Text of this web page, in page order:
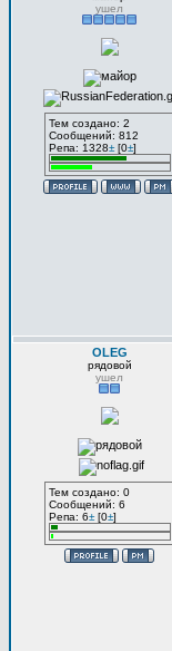
ушел
Тем создано: 2
Сообщений: 812
Репа: 1328±[0±]
OLEG
рядовой
ушел
Тем создано: 0
Сообщений: 6
Репа: 6±[0±]